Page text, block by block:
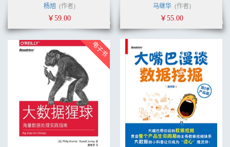
杨旭 (作者)
￥59.00
马继华 (作者)
￥55.00